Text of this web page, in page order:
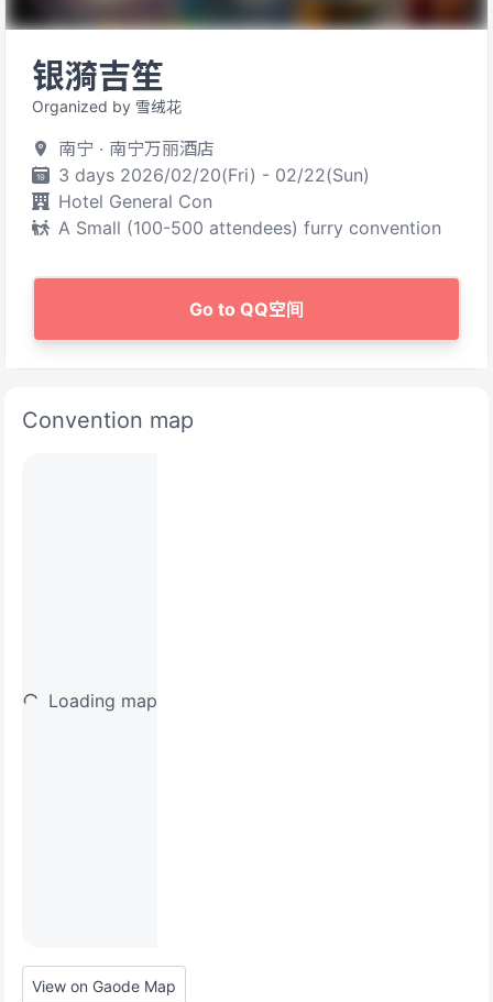
银漪吉笙
Organized by 雪绒花
南宁 · 南宁万丽酒店
3 days 2026/02/20(Fri) - 02/22(Sun)
Hotel General Con
A Small (100-500 attendees) furry convention
Go to QQ空间
Convention map
Loading map
View on Gaode Map